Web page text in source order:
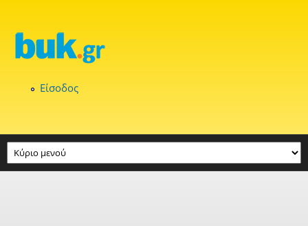
Είσοδος